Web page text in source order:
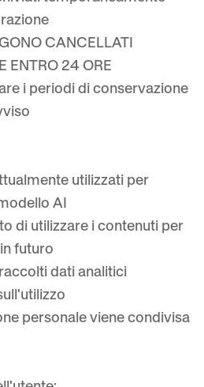
CANCELLATI
ENTRO 24 ORE
i periodi di conservazione
utilizzati per
AI
di utilizzare i contenuti per
futuro
dati analitici
personale viene condivisa